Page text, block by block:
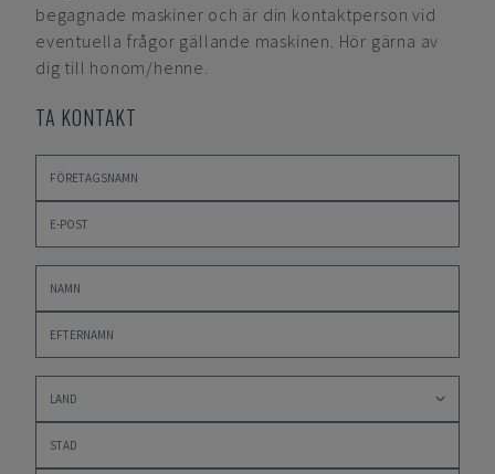
begagnade maskiner och är din kontaktperson vid
eventuella frågor gällande maskinen. Hör gärna av
dig till honom/henne.
TA KONTAKT